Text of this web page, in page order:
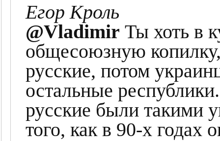
Егор Кроль
@Vladimir Ты хоть в
общесоюзную
русские, потом
остальные
русские были такими
того, как в 90-х годах